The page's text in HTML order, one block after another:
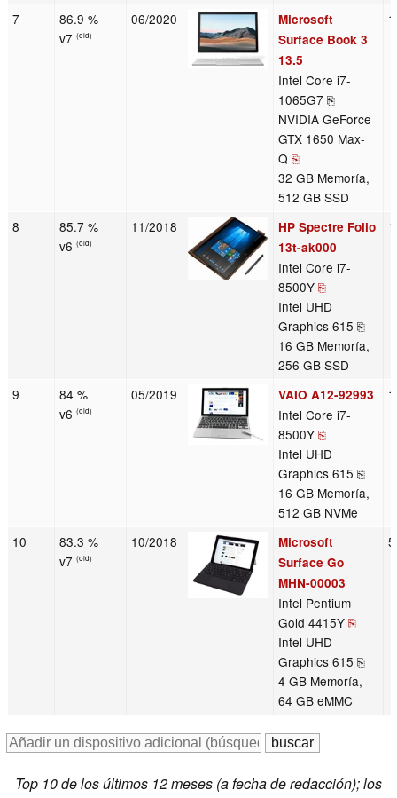
7
86.9 %
v7(old)
06/2020
Microsoft
Surface Book 3
13.5
Intel Core i7-
1065G7 ⎘
NVIDIA GeForce
GTX 1650 Max-
Q ⎘
32 GB Memoría,
512 GB SSD
8
85.7 %
v6(old)
11/2018
HP Spectre Folio
13t-ak000
Intel Core i7-
8500Y ⎘
Intel UHD
Graphics 615 ⎘
16 GB Memoría,
256 GB SSD
9
84 %
v6(old)
05/2019 VAIO A12-92993
Intel Core i7-
8500Y ⎘
Intel UHD
Graphics 615 ⎘
16 GB Memoría,
512 GB NVMe
10
83.3 %
v7(old)
10/2018
Microsoft
Surface Go
MHN-00003
Intel Pentium
Gold 4415Y ⎘
Intel UHD
Graphics 615 ⎘
4 GB Memoría,
64 GB eMMC
Top 10 de los últimos 12 meses (a fecha de redacción); los